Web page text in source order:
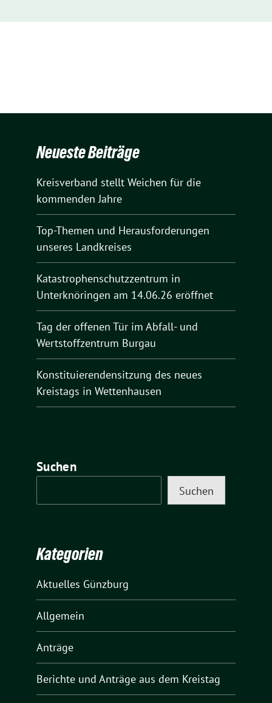
Neueste Beiträge
Kreisverband stellt Weichen für die
kommenden Jahre
Top-Themen und Herausforderungen
unseres Landkreises
Katastrophenschutzzentrum in
Unterknöringen am 14.06.26 eröffnet
Tag der offenen Tür im Abfall- und
Wertstoffzentrum Burgau
Konstituierendensitzung des neues
Kreistags in Wettenhausen
Suchen
Suchen
Kategorien
Aktuelles Günzburg
Allgemein
Anträge
Berichte und Anträge aus dem Kreistag